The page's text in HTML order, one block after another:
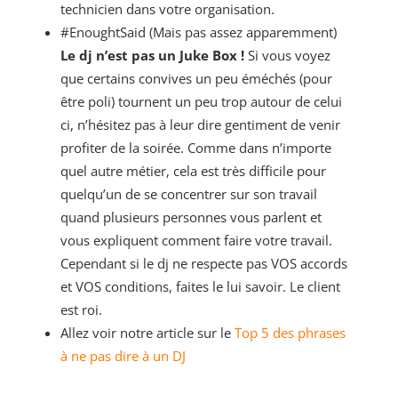
technicien dans votre organisation.
#EnoughtSaid (Mais pas assez apparemment)
Le dj n’est pas un Juke Box !Si vous voyez
que certains convives un peu éméchés (pour
être poli) tournent un peu trop autour de celui
ci, n’hésitez pas à leur dire gentiment de venir
profiter de la soirée. Comme dans n’importe
quel autre métier, cela est très difficile pour
quelqu’un de se concentrer sur son travail
quand plusieurs personnes vous parlent et
vous expliquent comment faire votre travail.
Cependant si le dj ne respecte pas VOS accords
et VOS conditions, faites le lui savoir. Le client
est roi.
Allez voir notre article sur le Top 5 des phrases
à ne pas dire à un DJ